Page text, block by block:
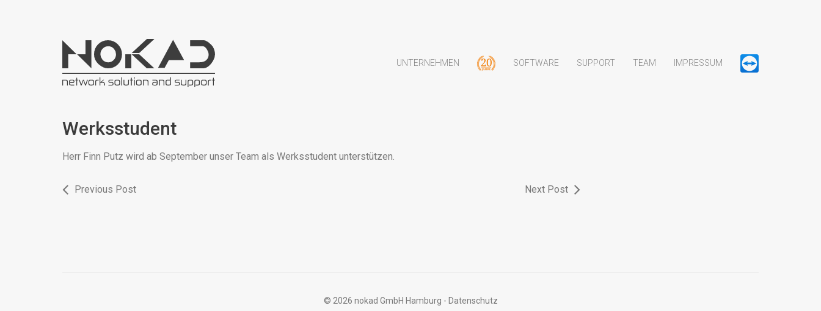
UNTERNEHMEN SOFTWARE SUPPORT TEAM IMPRESSUM
Werksstudent
Herr Finn Putz wird ab September unser Team als Werksstudent unterstützen.
Previous Post Next Post
© 2026 nokad GmbH Hamburg - Datenschutz